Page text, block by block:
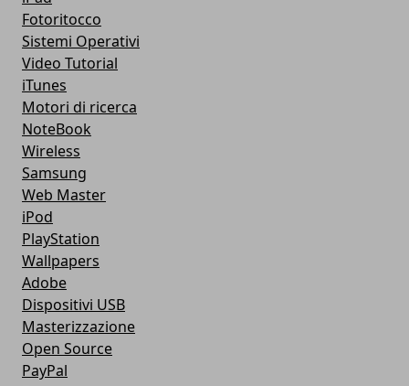
Fotoritocco
Sistemi Operativi
Video Tutorial
iTunes
Motori di ricerca
NoteBook
Wireless
Samsung
Web Master
iPod
PlayStation
Wallpapers
Adobe
Dispositivi USB
Masterizzazione
Open Source
PayPal